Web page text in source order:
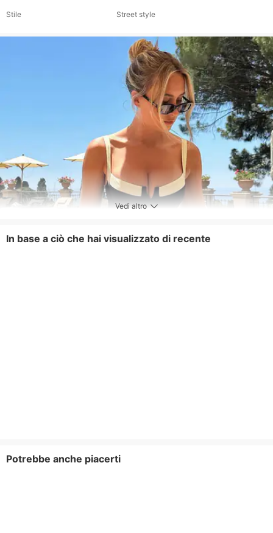
Stile
Street style
Vedi altro
In base a ciò che hai visualizzato di recente
Potrebbe anche piacerti